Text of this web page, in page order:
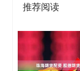
推荐阅读